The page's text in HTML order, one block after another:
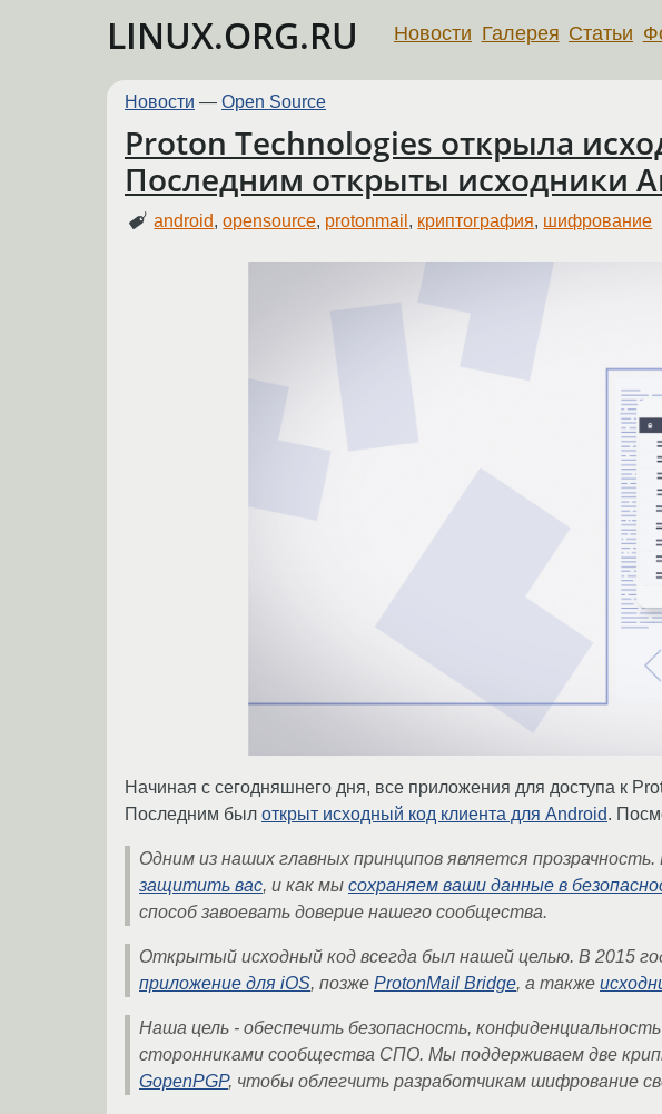
LINUX.ORG.RU Новости Галерея Статьи
Новости — Open Source
Proton Technologies открыла
Последним открыты исходники
android,opensource, protonmail , криптография, шифрование
Начиная с сегодняшнего дня, все приложения для доступа к
Последним был открыт исходный код клиента для Android.
Одним из наших главных принципов является
защитить вас, и как мы сохраняем ваши данные в
способ завоевать доверие нашего сообщества.
Открытый исходный код всегда был нашей целью. В 2015
приложение для iOS, позже ProtonMail Bridge, а также
Наша цель - обеспечить безопасность,
сторонниками сообщества СПО. Мы поддерживаем две
GopenPGP, чтобы облегчить разработчикам шифрование